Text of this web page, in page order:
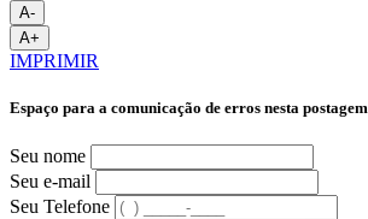
A-
A+
IMPRIMIR
Espaço para a comunicação de erros nesta postagem
Seu nome
Seu e-mail
Seu Telefone